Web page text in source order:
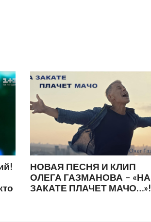
НОВАЯ ПЕСНЯ И КЛИП
ОЛЕГА ГАЗМАНОВА – «НА
ЗАКАТЕ ПЛАЧЕТ МАЧО…»!